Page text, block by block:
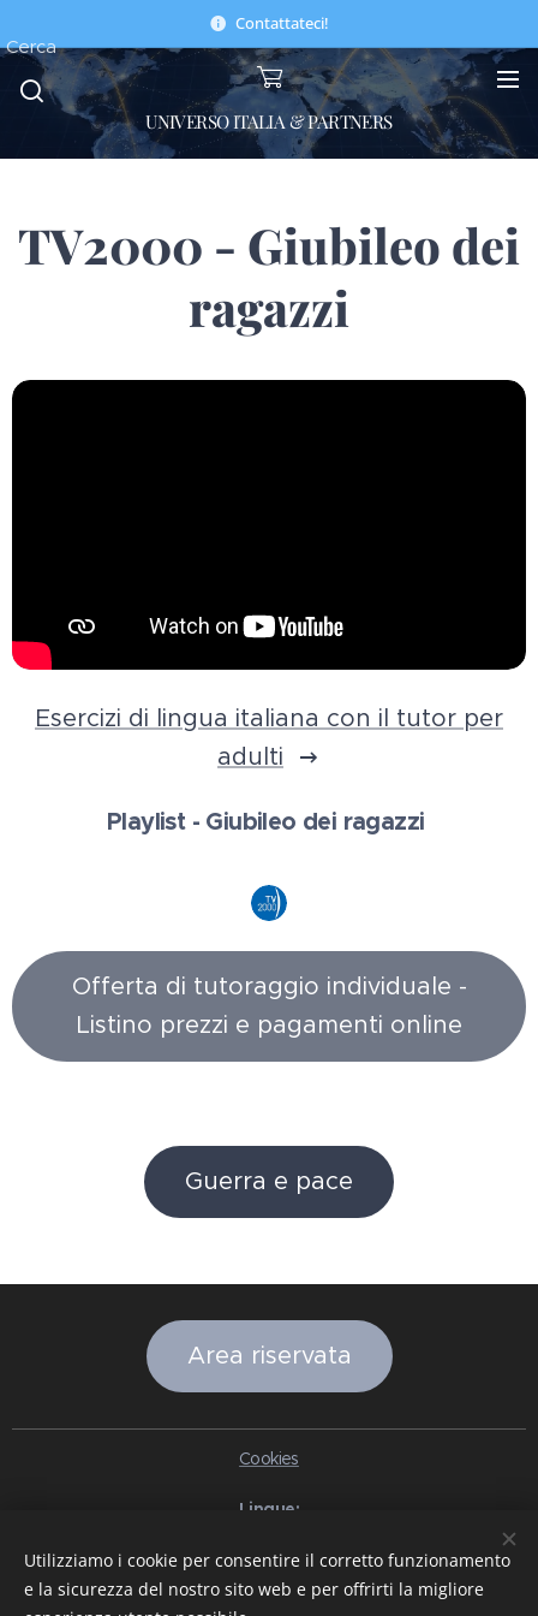
Contattateci!
UNIVERSO ITALIA & PARTNERS
Cerca
TV2000 - Giubileo dei
ragazzi
Esercizi di lingua italiana con il tutor per
adulti
Playlist - Giubileo dei ragazzi
Offerta di tutoraggio individuale -
Listino prezzi e pagamenti online
Guerra e pace
Area riservata
Cookies
Lingue
Français
Deutsch Русский Ελληνικά Nederlands
Română
中文（简体）
한국어 日本語 Български Čeština
Hrvatski
Utilizziamo i cookie per consentire il corretto funzionamento
e la sicurezza del nostro sito web e per offrirti la migliore